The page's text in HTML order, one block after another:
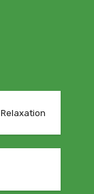
Relaxation